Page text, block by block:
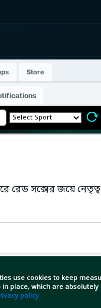
use cookies to keep
in place, which are
policy
Store
রেড সক্সের জয়ে